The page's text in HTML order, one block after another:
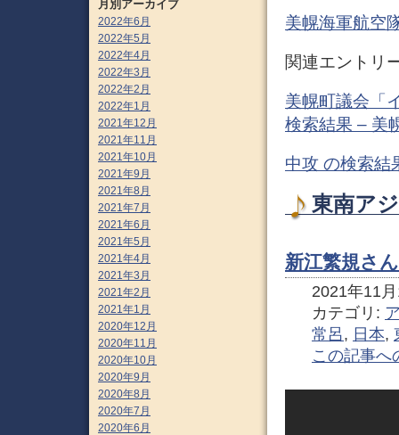
美幌海軍航空
関連エントリ
美幌町議会「
検索結果 – 美
中攻 の検索結
東南ア
新江繁規さ
2021年11
カテゴリ:
常呂, 日本,
この記事へ
月別アーカイブ
2022年6月
2022年5月
2022年4月
2022年3月
2022年2月
2022年1月
2021年12月
2021年11月
2021年10月
2021年9月
2021年8月
2021年7月
2021年6月
2021年5月
2021年4月
2021年3月
2021年2月
2021年1月
2020年12月
2020年11月
2020年10月
2020年9月
2020年8月
2020年7月
2020年6月